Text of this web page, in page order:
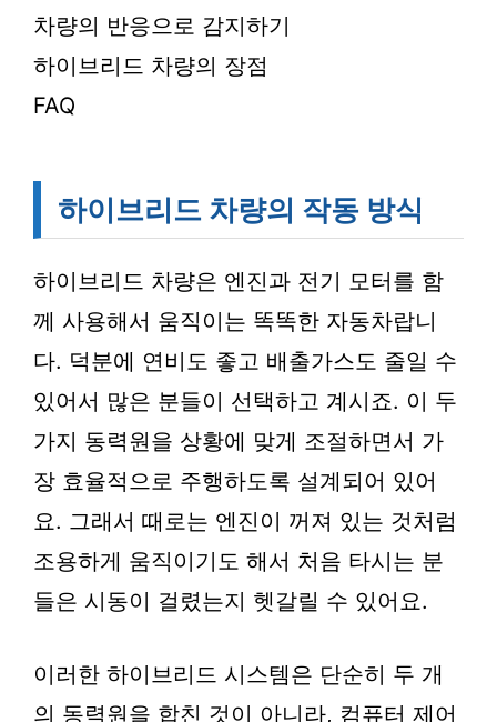
차량의 반응으로 감지하기
하이브리드 차량의 장점
FAQ
하이브리드 차량의 작동 방식
하이브리드 차량은 엔진과 전기 모터를 함
께 사용해서 움직이는 똑똑한 자동차랍니
다. 덕분에 연비도 좋고 배출가스도 줄일 수
있어서 많은 분들이 선택하고 계시죠. 이 두
가지 동력원을 상황에 맞게 조절하면서 가
장 효율적으로 주행하도록 설계되어 있어
요. 그래서 때로는 엔진이 꺼져 있는 것처럼
조용하게 움직이기도 해서 처음 타시는 분
들은 시동이 걸렸는지 헷갈릴 수 있어요.
이러한 하이브리드 시스템은 단순히 두 개
의 동력원을 합친 것이 아니라, 컴퓨터 제어